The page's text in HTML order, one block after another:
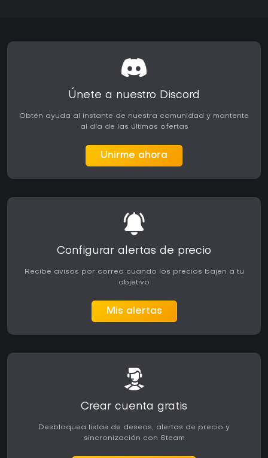
Únete a nuestro Discord
Obtén ayuda al instante de nuestra comunidad y mantente
al día de las últimas ofertas
Unirme ahora
Configurar alertas de precio
Recibe avisos por correo cuando los precios bajen a tu
objetivo
Mis alertas
Crear cuenta gratis
Desbloquea listas de deseos, alertas de precio y
sincronización con Steam